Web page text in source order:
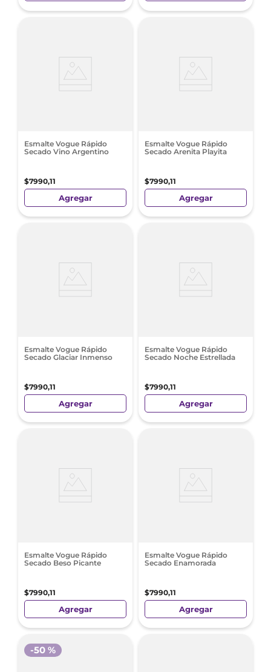
Esmalte Vogue Rápido
Secado Vino Argentino
$7990,11
Agregar
Esmalte Vogue Rápido
Secado Arenita Playita
$7990,11
Agregar
Esmalte Vogue Rápido
Secado Glaciar Inmenso
$7990,11
Agregar
Esmalte Vogue Rápido
Secado Noche Estrellada
$7990,11
Agregar
Esmalte Vogue Rápido
Secado Beso Picante
$7990,11
Agregar
Esmalte Vogue Rápido
Secado Enamorada
$7990,11
Agregar
-50 %